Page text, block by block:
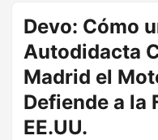
Devo: Cómo
Autodidacta
Madrid el
Defiende a la
EE.UU.
Pregúntame sobre
equipos.